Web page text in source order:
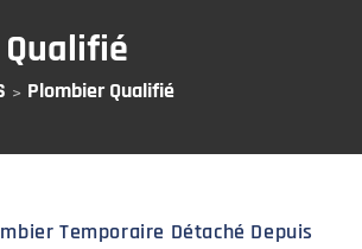
> Plombier Qualifié
Temporaire Détaché Depuis